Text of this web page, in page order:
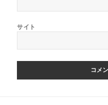
サイト